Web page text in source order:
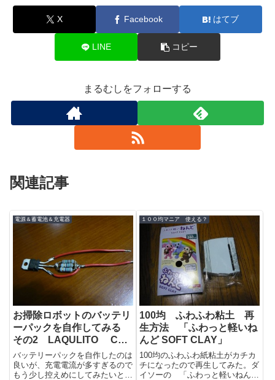
X Facebook はてブ
LINE コピー
まるむしをフォローする
関連記事
電源＆蓄電池＆充電器
お掃除ロボットのバッテリ
ーパックを自作してみる
その2 LAQULITO CCP
CZ-860-RB
バッテリーパックを自作したのは
良いが、充電電流が多すぎるので
もう少し控えめにしてみたいと思
１００均マニア 使える？
100均 ふわふわ粘土 再
生方法 「ふわっと軽いね
んど SOFT CLAY」
100均のふわふわ紙粘土がカチカ
チになったので再生してみた。ダ
イソーの 「ふわっと軽いねんど